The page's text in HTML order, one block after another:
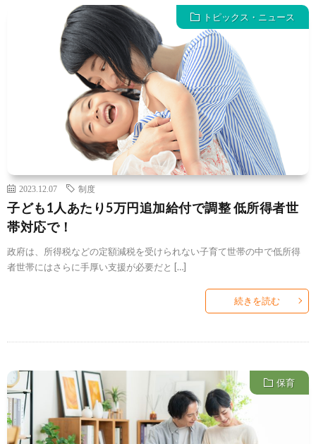
トピックス・ニュース
2023.12.07 制度
子ども1人あたり5万円追加給付で調整 低所得者世
帯対応で！
政府は、所得税などの定額減税を受けられない子育て世帯の中で低所得
者世帯にはさらに手厚い支援が必要だと […]
続きを読む
保育